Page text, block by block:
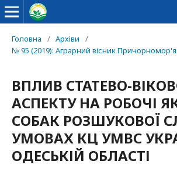
Головна / Архіви
/
№ 95 (2019): Аграрний вісник Причорномор'я
ВПЛИВ СТАТЕВО-
АСПЕКТУ НА РОБОЧІ
СОБАК РОЗШУКОВОЇ
УМОВАХ КЦ УМВС
ОДЕСЬКІЙ ОБЛАСТІ